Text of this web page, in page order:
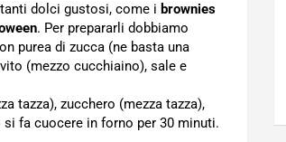
dolci gustosi, come i brownies
. Per prepararli dobbiamo
purea di zucca (ne basta una
(mezzo cucchiaino), sale e
tazza), zucchero (mezza tazza),
fa cuocere in forno per 30 minuti.